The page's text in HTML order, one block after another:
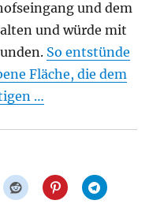
und dem
und würde mit
So entstünde
Fläche, die dem
…